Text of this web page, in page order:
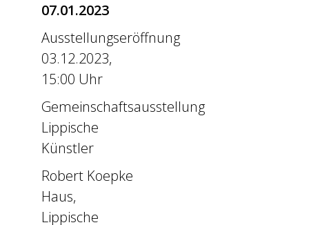
07.01.2023
Ausstellungseröffnung
03.12.2023,
15:00 Uhr
Gemeinschaftsausstellung
Lippische
Künstler
Robert Koepke
Haus,
Lippische